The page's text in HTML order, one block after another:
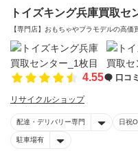
トイズキング兵庫買取セ
【専門店】おもちゃやプラモデルの高価
4.55 口コミ
リサイクルショップ
配達・デリバリー専門 日祝
駐車場有